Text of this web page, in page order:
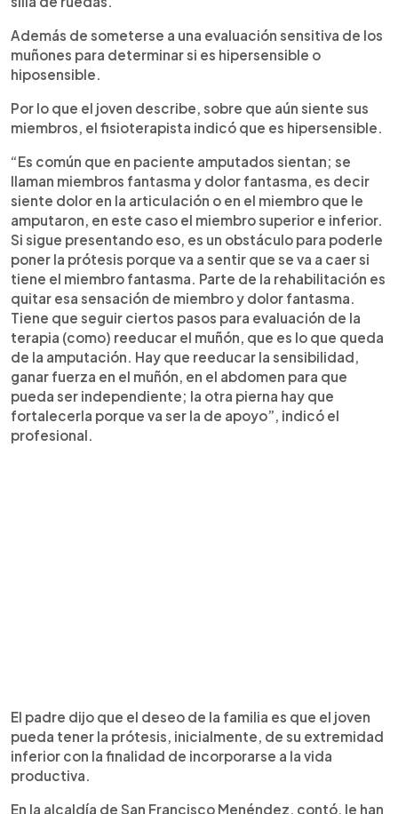
Además de someterse a una evaluación sensitiva de los
muñones para determinar si es hipersensible o
hiposensible.
Por lo que el joven describe, sobre que aún siente sus
miembros, el fisioterapista indicó que es hipersensible.
“Es común que en paciente amputados sientan; se
llaman miembros fantasma y dolor fantasma, es decir
siente dolor en la articulación o en el miembro que le
amputaron, en este caso el miembro superior e inferior.
Si sigue presentando eso, es un obstáculo para poderle
poner la prótesis porque va a sentir que se va a caer si
tiene el miembro fantasma. Parte de la rehabilitación es
quitar esa sensación de miembro y dolor fantasma.
Tiene que seguir ciertos pasos para evaluación de la
terapia (como) reeducar el muñón, que es lo que queda
de la amputación. Hay que reeducar la sensibilidad,
ganar fuerza en el muñón, en el abdomen para que
pueda ser independiente; la otra pierna hay que
fortalecerla porque va ser la de apoyo”, indicó el
profesional.
El padre dijo que el deseo de la familia es que el joven
pueda tener la prótesis, inicialmente, de su extremidad
inferior con la finalidad de incorporarse a la vida
productiva.
En la alcaldía de San Francisco Menéndez, contó, le han